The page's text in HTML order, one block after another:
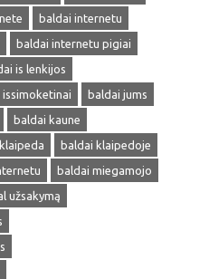
baldai internetu
baldai internetu pigiai
is lenkijos
issimoketinai
baldai jums
baldai kaune
baldai klaipedoje
baldai miegamojo
užsakymą